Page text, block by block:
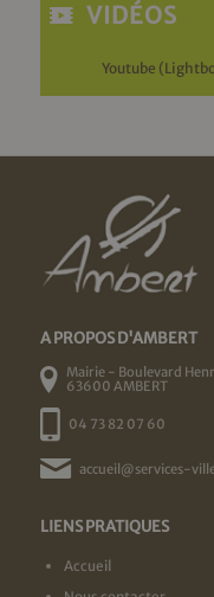
VIDÉOS
Youtube
A PROPOS D'AMBERT
Mairie - Boulevard
63600 AMBERT
04 73 82 07 60
accueil@services-
LIENS PRATIQUES
Accueil